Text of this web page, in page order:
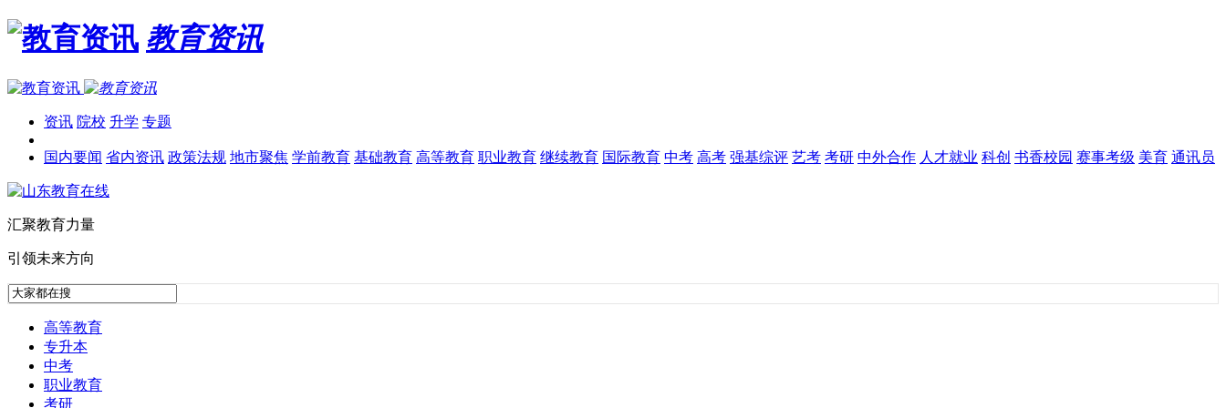
教育资讯
资讯 院校 升学 专题
国内要闻 省内资讯 政策法规 地市聚焦 学前教育 基础教育 高等教育 职业教育 继续教育 国际教育 中考 高考 强基综评 艺考 考研 中外合作 人才就业 科创 书香校园 赛事考级 美育 通讯员
汇聚教育力量
引领未来方向
高等教育
专升本
中考
职业教育
考研